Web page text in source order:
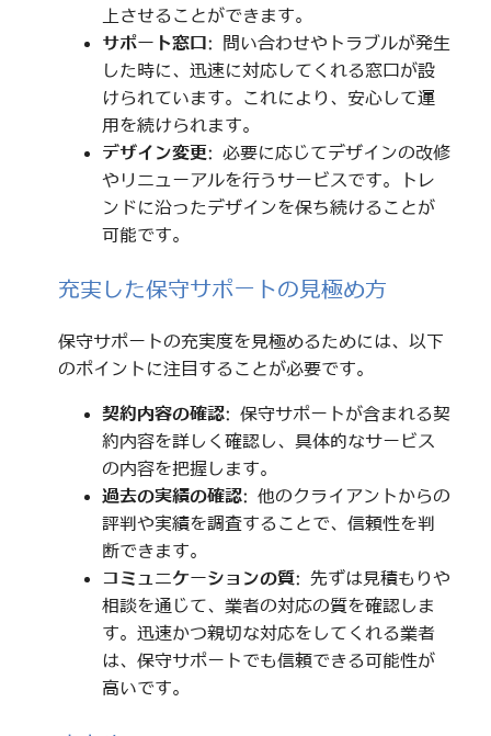
上させることができます。
サポート窓口 : 問い合わせやトラブルが発生
した時に、迅速に対応してくれる窓口が設
けられています。これにより、安心して運
用を続けられます。
デザイン変更: 必要に応じてデザインの改修
やリニューアルを行うサービスです。トレ
ンドに沿ったデザインを保ち続けることが
可能です。
充実した保守サポートの見極め方
保守サポートの充実度を見極めるためには、以下
のポイントに注目することが必要です。
契約内容の確認: 保守サポートが含まれる契
約内容を詳しく確認し、具体的なサービス
の内容を把握します。
過去の実績の確認: 他のクライアントからの
評判や実績を調査することで、信頼性を判
断できます。
コミュニケーションの質: 先ずは見積もりや
相談を通じて、業者の対応の質を確認しま
す。迅速かつ親切な対応をしてくれる業者
は、保守サポートでも信頼できる可能性が
高いです。